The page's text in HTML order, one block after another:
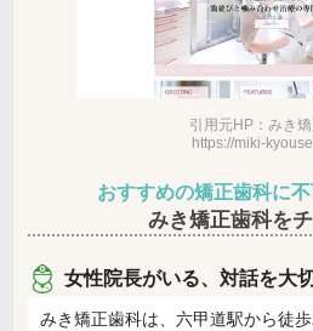
引用元HP：みき
https://miki-
おすすめの矯正歯科に
みき矯正歯科をチ
女性院長がいる、対話を大
みき矯正歯科は、六甲道駅から徒